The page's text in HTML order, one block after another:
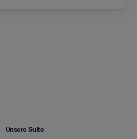
Unsere Suite